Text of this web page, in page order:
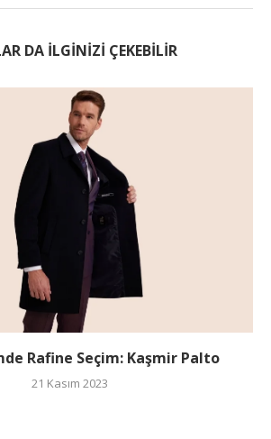
DA ILGINIZI ÇEKEBILIR
Rafine Seçim: Kaşmir Palto
21 Kasım 2023